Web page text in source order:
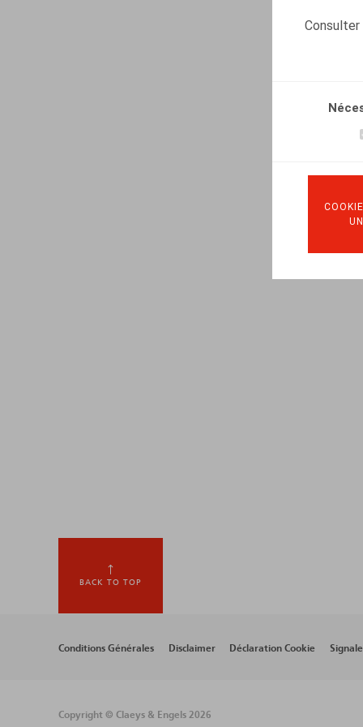
BACK TO TOP
Footer
Conditions Générales Disclaimer Déclaration Cookie
Copyright © Claeys & Engels 2026